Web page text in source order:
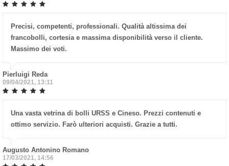
Precisi, competenti, professionali. Qualità altissima dei
francobolli, cortesia e massima disponibilità verso il cliente.
Massimo dei voti.
Pierluigi Reda
09/04/2021, 13:11
Una vasta vetrina di bolli URSS e Cineso. Prezzi contenuti e
ottimo servizio. Farò ulteriori acquisti. Grazie a tutti.
Augusto Antonino Romano
17/03/2021, 14:56